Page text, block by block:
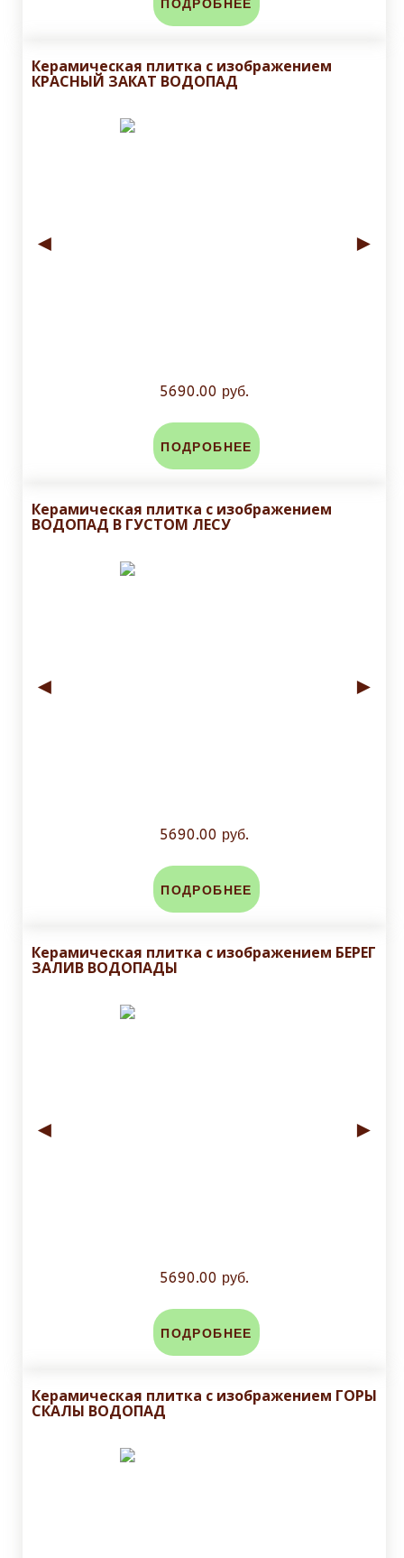
ПОДРОБНЕЕ
Керамическая плитка с изображением
КРАСНЫЙ ЗАКАТ ВОДОПАД
◄ ►
5690.00 руб.
ПОДРОБНЕЕ
Керамическая плитка с изображением
ВОДОПАД В ГУСТОМ ЛЕСУ
◄ ►
5690.00 руб.
ПОДРОБНЕЕ
Керамическая плитка с изображением БЕРЕГ
ЗАЛИВ ВОДОПАДЫ
◄ ►
5690.00 руб.
ПОДРОБНЕЕ
Керамическая плитка с изображением ГОРЫ
СКАЛЫ ВОДОПАД